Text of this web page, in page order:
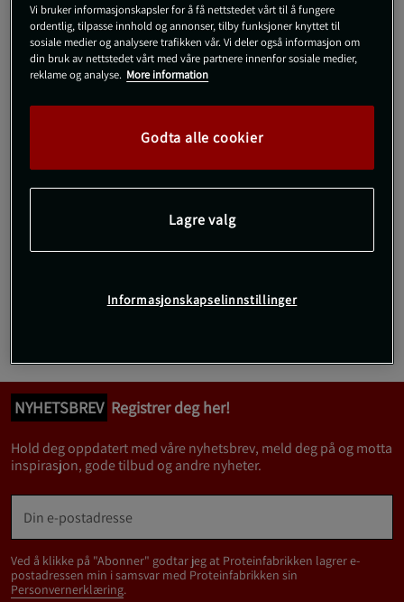
MN9X Trimmer
Beurer
899 kr Kjøp
NYHETSBREV Registrer deg her!
Hold deg oppdatert med våre nyhetsbrev, meld deg på og motta
inspirasjon, gode tilbud og andre nyheter.
Ved å klikke på "Abonner" godtar jeg at Proteinfabrikken lagrer e-
postadressen min i samsvar med Proteinfabrikken sin
Personvernerklæring.
Vi bruker informasjonskapsler for å få nettstedet vårt til å fungere
ordentlig, tilpasse innhold og annonser, tilby funksjoner knyttet til
sosiale medier og analysere trafikken vår. Vi deler også informasjon om
din bruk av nettstedet vårt med våre partnere innenfor sosiale medier,
reklame og analyse. More information
Godta alle cookier
Lagre valg
Informasjonskapselinnstillinger